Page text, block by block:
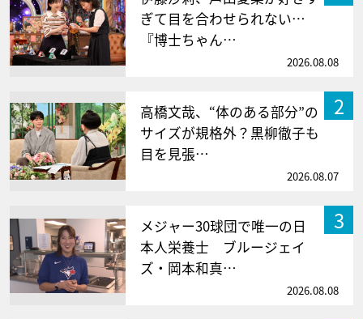
ぎて目を合わせられない…
『博士ちゃん…
2026.08.08
2
高橋文哉、“体のある部分”の
サイズが規格外？黒柳徹子も
目を見張…
2026.08.07
3
メジャー30球団で唯一の日
本人栄養士 ブルージェイ
ズ・岡本和真…
2026.08.08